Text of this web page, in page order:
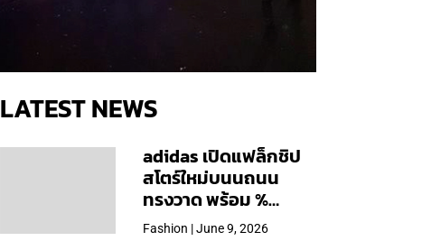
LATEST NEWS
adidas เปิดแฟล็กชิป
สโตร์ใหม่บนนถนน
ทรงวาด พร้อม %
Arabica และคอลเลก
Fashion | June 9, 2026